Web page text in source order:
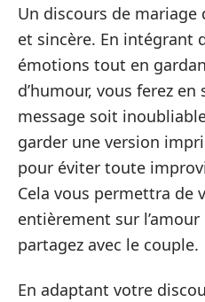
Un discours de
et sincère. En intégrant
émotions tout en
d’humour, vous ferez
message soit
garder une version
pour éviter toute
Cela vous permettra de
entièrement sur
partagez avec le couple.
En adaptant votre